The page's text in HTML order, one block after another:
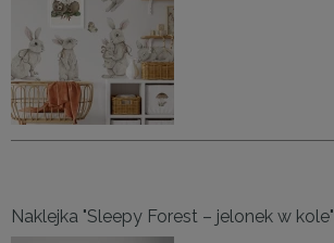
Naklejka "Sleepy Forest – jelonek w kole"